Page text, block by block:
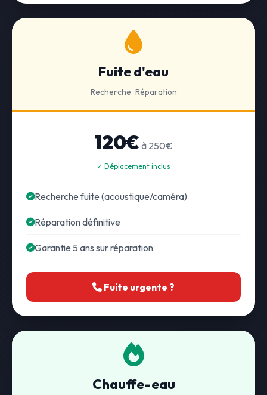
Fuite d'eau
Recherche · Réparation
120€ à 250€
✓ Déplacement inclus
Recherche fuite (acoustique/caméra)
Réparation définitive
Garantie 5 ans sur réparation
Fuite urgente ?
Chauffe-eau